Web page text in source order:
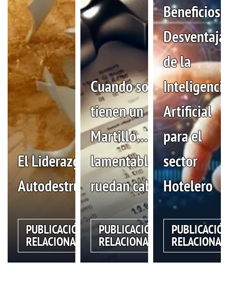
El Liderazgo
Autodestructivo
PUBLICACIÓN
RELACIONADA
Cuando solo
tienen un
Martillo…
lamentablemente
ruedan cabezas
PUBLICACIÓN
RELACIONADA
Beneficios y
de la
Artificial
para el
sector
Hotelero